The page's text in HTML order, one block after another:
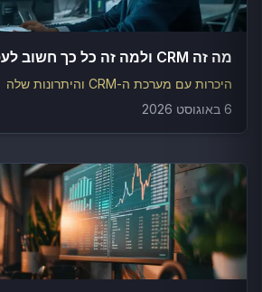
מה זה CRM ולמה זה כל כך חשוב לעסק שלך
היכרות עם מערכת ה-CRM והיתרונות שלה
6 באוגוסט 2026